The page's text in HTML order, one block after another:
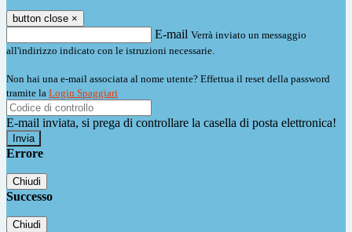
button close ×
E-mail Verrà inviato un messaggio
all'indirizzo indicato con le istruzioni necessarie.
Non hai una e-mail associata al nome utente? Effettua il reset della password
tramite la Login Spaggiari
E-mail inviata, si prega di controllare la casella di posta elettronica!
Errore
Chiudi
Successo
Chiudi